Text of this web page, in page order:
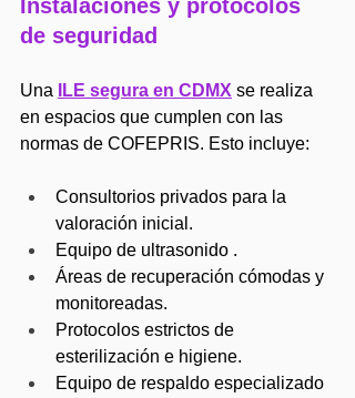
Instalaciones y protocolos
de seguridad
Una ILE segura en CDMX se realiza
en espacios que cumplen con las
normas de COFEPRIS. Esto incluye:
Consultorios privados para la
valoración inicial.
Equipo de ultrasonido .
Áreas de recuperación cómodas y
monitoreadas.
Protocolos estrictos de
esterilización e higiene.
Equipo de respaldo especializado